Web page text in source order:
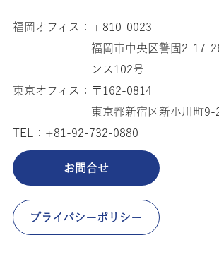
福岡オフィス： 〒810-0023
福岡市中央区警固2-17-
ンス102号
東京オフィス： 〒162-0814
東京都新宿区新小川町9-
TEL： +81-92-732-0880
お問合せ
プライバシーポリシー